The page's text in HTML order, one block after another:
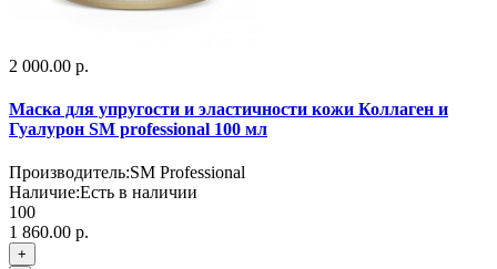
2 000.00 р.
Маска для упругости и эластичности кожи Коллаген и
Гуалурон SM professional 100 мл
Производитель:SM Professional
Наличие:Есть в наличии
100
1 860.00 р.
+